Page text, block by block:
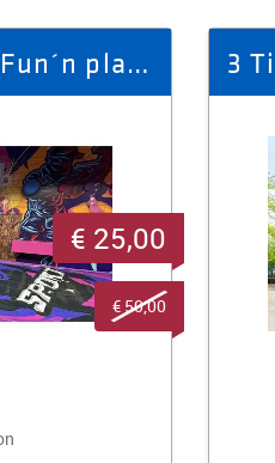
Gutschein für das Fun´n play im Wert von 50.- €
€ 25,00
€ 50,00